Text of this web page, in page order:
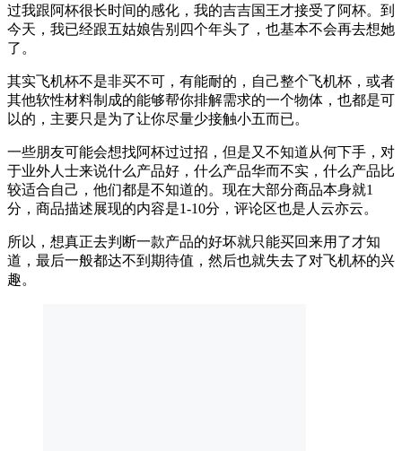
过我跟阿杯很长时间的感化，我的吉吉国王才接受了阿杯。到
今天，我已经跟五姑娘告别四个年头了，也基本不会再去想她
了。
其实飞机杯不是非买不可，有能耐的，自己整个飞机杯，或者
其他软性材料制成的能够帮你排解需求的一个物体，也都是可
以的，主要只是为了让你尽量少接触小五而已。
一些朋友可能会想找阿杯过过招，但是又不知道从何下手，对
于业外人士来说什么产品好，什么产品华而不实，什么产品比
较适合自己，他们都是不知道的。现在大部分商品本身就1
分，商品描述展现的内容是1-10分，评论区也是人云亦云。
所以，想真正去判断一款产品的好坏就只能买回来用了才知
道，最后一般都达不到期待值，然后也就失去了对飞机杯的兴
趣。